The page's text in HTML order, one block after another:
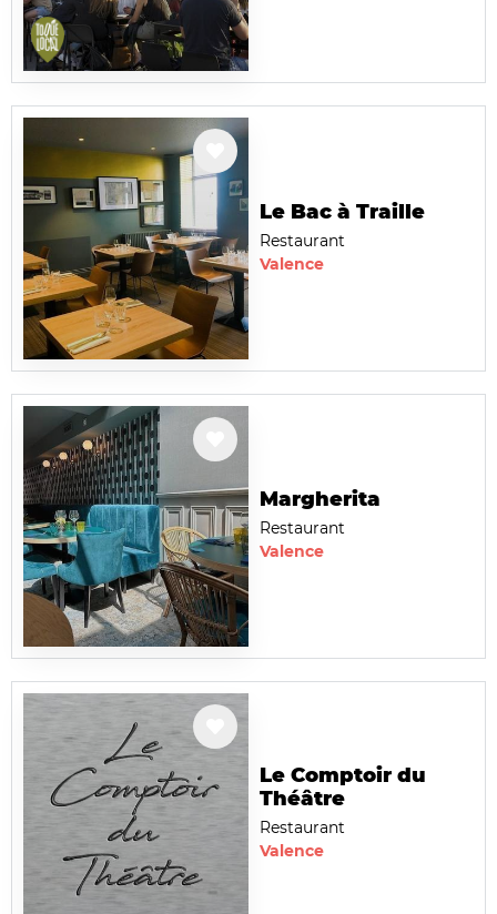
Le Bac à Traille
Restaurant
Valence
Margherita
Restaurant
Valence
Le Comptoir du
Théâtre
Restaurant
Valence